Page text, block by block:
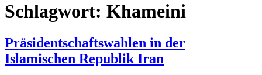
Schlagwort: Khameini
Präsidentschaftswahlen in der
Islamischen Republik Iran